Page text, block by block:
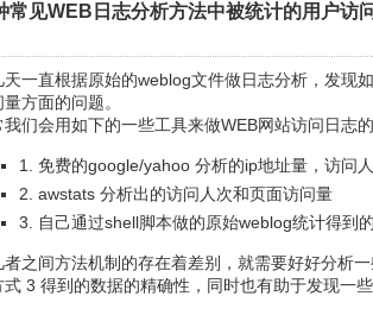
常见WEB日志分析方法中被统计的用户访
天一直根据原始的weblog文件做日志分析，发现
方面的问题。
我们会用如下的一些工具来做WEB网站访问日志
1. 免费的google/yahoo 分析的ip地址量，访问
2. awstats 分析出的访问人次和页面访问量
3. 自己通过shell脚本做的原始weblog统计得到
者之间方法机制的存在着差别，就需要好好分析
式 3 得到的数据的精确性，同时也有助于发现一